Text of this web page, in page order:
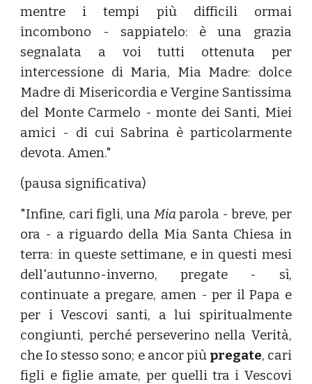
mentre i tempi più difficili ormai
incombono - sappiatelo: è una grazia
segnalata a voi tutti ottenuta per
intercessione di Maria, Mia Madre: dolce
Madre di Misericordia e Vergine Santissima
del Monte Carmelo - monte dei Santi, Miei
amici - di cui Sabrina è particolarmente
devota. Amen."
(pausa significativa)
"Infine, cari figli, una Mia parola - breve, per
ora - a riguardo della Mia Santa Chiesa in
terra: in queste settimane, e in questi mesi
dell'autunno-inverno, pregate - sì,
continuate a pregare, amen - per il Papa e
per i Vescovi santi, a lui spiritualmente
congiunti, perché perseverino nella Verità,
che Io stesso sono; e ancor più pregate, cari
figli e figlie amate, per quelli tra i Vescovi